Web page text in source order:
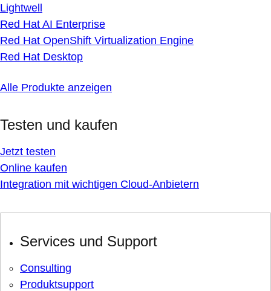
Lightwell
Red Hat AI Enterprise
Red Hat OpenShift Virtualization Engine
Red Hat Desktop
Alle Produkte anzeigen
Testen und kaufen
Jetzt testen
Online kaufen
Integration mit wichtigen Cloud-Anbietern
Services und Support
Consulting
Produktsupport